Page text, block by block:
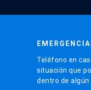
Teléfono en
situación que
dentro de algún